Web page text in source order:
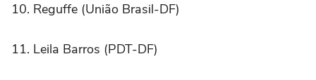
10. Reguffe (União Brasil-DF)
11. Leila Barros (PDT-DF)